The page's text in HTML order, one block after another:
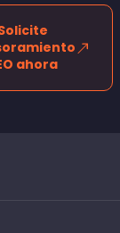
ahora